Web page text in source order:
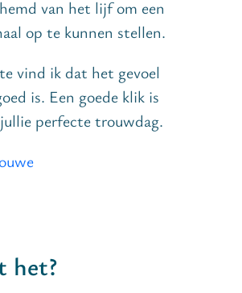
van het lijf om een
op te kunnen stellen.
vind ik dat het gevoel
is. Een goede klik is
perfecte trouwdag.
het?